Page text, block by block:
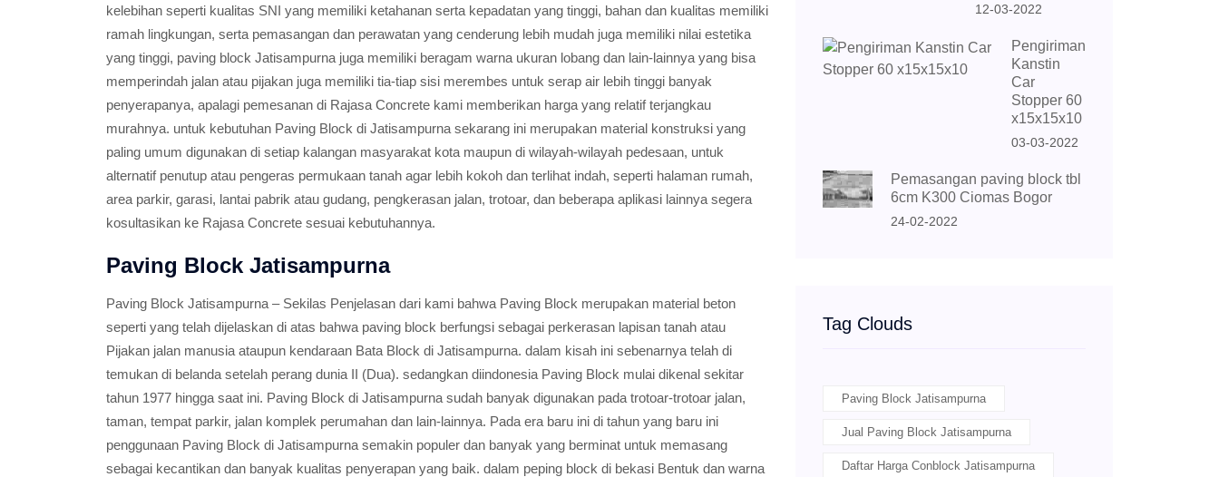
kelebihan seperti kualitas SNI yang memiliki ketahanan serta kepadatan yang tinggi, bahan dan kualitas memiliki
ramah lingkungan, serta pemasangan dan perawatan yang cenderung lebih mudah juga memiliki nilai estetika
yang tinggi, paving block Jatisampurna juga memiliki beragam warna ukuran lobang dan lain-lainnya yang bisa
memperindah jalan atau pijakan juga memiliki tia-tiap sisi merembes untuk serap air lebih tinggi banyak
penyerapanya, apalagi pemesanan di Rajasa Concrete kami memberikan harga yang relatif terjangkau
murahnya. untuk kebutuhan Paving Block di Jatisampurna sekarang ini merupakan material konstruksi yang
paling umum digunakan di setiap kalangan masyarakat kota maupun di wilayah-wilayah pedesaan, untuk
alternatif penutup atau pengeras permukaan tanah agar lebih kokoh dan terlihat indah, seperti halaman rumah,
area parkir, garasi, lantai pabrik atau gudang, pengkerasan jalan, trotoar, dan beberapa aplikasi lainnya segera
kosultasikan ke Rajasa Concrete sesuai kebutuhannya.
Paving Block Jatisampurna
Paving Block Jatisampurna – Sekilas Penjelasan dari kami bahwa Paving Block merupakan material beton
seperti yang telah dijelaskan di atas bahwa paving block berfungsi sebagai perkerasan lapisan tanah atau
Pijakan jalan manusia ataupun kendaraan Bata Block di Jatisampurna. dalam kisah ini sebenarnya telah di
temukan di belanda setelah perang dunia II (Dua). sedangkan diindonesia Paving Block mulai dikenal sekitar
tahun 1977 hingga saat ini. Paving Block di Jatisampurna sudah banyak digunakan pada trotoar-trotoar jalan,
taman, tempat parkir, jalan komplek perumahan dan lain-lainnya. Pada era baru ini di tahun yang baru ini
penggunaan Paving Block di Jatisampurna semakin populer dan banyak yang berminat untuk memasang
sebagai kecantikan dan banyak kualitas penyerapan yang baik. dalam peping block di bekasi Bentuk dan warna
12-03-2022
Pengiriman
Kanstin
Car
Stopper 60
x15x15x10
03-03-2022
Pemasangan paving block tbl
6cm K300 Ciomas Bogor
24-02-2022
Tag Clouds
Paving Block Jatisampurna
Jual Paving Block Jatisampurna
Daftar Harga Conblock Jatisampurna